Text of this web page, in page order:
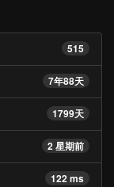
515
7年88天
1799天
2 星期前
122 ms